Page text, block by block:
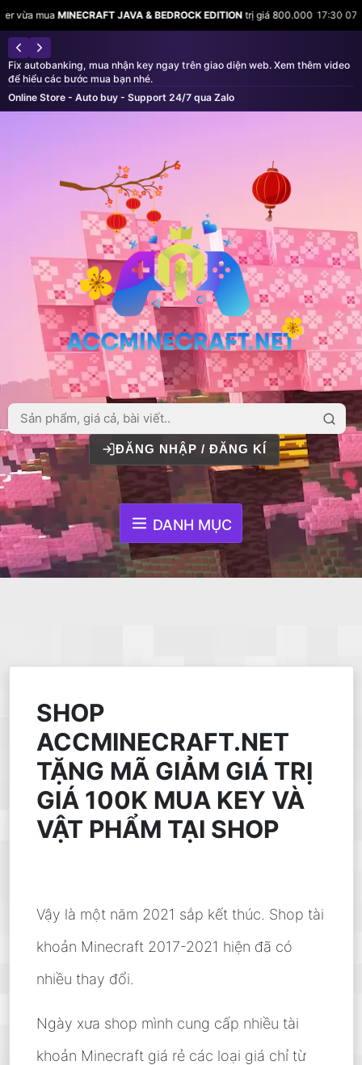
muaMINECRAFT JAVA & BEDROCK EDITIONtrị giá 800.000 17:30 07/08
Fix autobanking, mua nhận key ngay trên giao diện web. Xem thêm video
để hiểu các bước mua bạn nhé.
Online Store - Auto buy - Support 24/7 qua Zalo
ĐĂNG NHẬP / ĐĂNG KÍ
DANH MỤC
SHOP
ACCMINECRAFT.NET
TẶNG MÃ GIẢM GIÁ TRỊ
GIÁ 100K MUA KEY VÀ
VẬT PHẨM TẠI SHOP
Vậy là một năm 2021 sắp kết thúc. Shop tài
khoản Minecraft 2017-2021 hiện đã có
nhiều thay đổi.
Ngày xưa shop mình cung cấp nhiều tài
khoản Minecraft giá rẻ các loại giá chỉ từ